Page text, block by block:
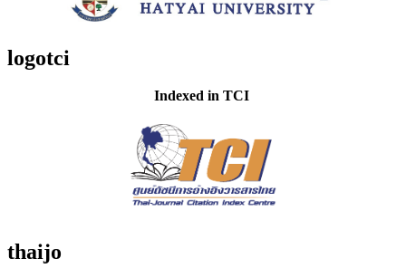
logotci
Indexed in TCI
thaijo